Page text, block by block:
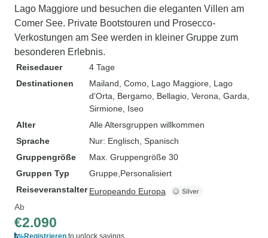
Lago Maggiore und besuchen die eleganten Villen am
Comer See. Private Bootstouren und Prosecco-
Verkostungen am See werden in kleiner Gruppe zum
besonderen Erlebnis.
Reisedauer
4 Tage
Destinationen
Mailand , Como , Lago Maggiore , Lago
d'Orta , Bergamo , Bellagio , Verona , Garda
Sirmione , Iseo
Alter
Alle Altersgruppen willkommen
Sprache
Nur: Englisch, Spanisch
Gruppengröße
Max. Gruppengröße 30
Gruppen Typ
Gruppe Personalisiert
Reiseveranstalter Europeando Europa
Ab
€2.090
Registrieren to unlock savings